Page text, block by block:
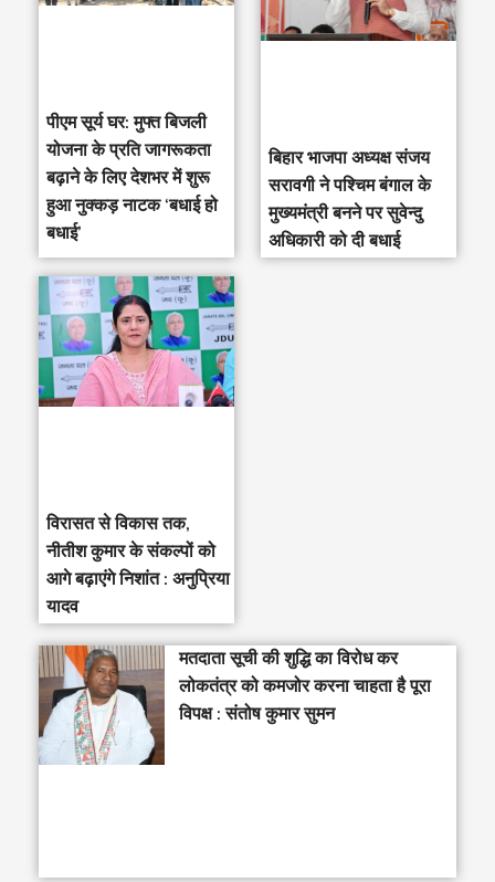
पीएम सूर्य घर: मुफ्त बिजली
योजना के प्रति जागरूकता
बढ़ाने के लिए देशभर में शुरू
हुआ नुक्कड़ नाटक ‘बधाई हो
बधाई’
‎बिहार भाजपा अध्यक्ष संजय
सरावगी ने पश्चिम बंगाल के
मुख्यमंत्री बनने पर सुवेन्दु
अधिकारी को दी बधाई
विरासत से विकास तक,
नीतीश कुमार के संकल्पों को
आगे बढ़ाएंगे निशांत : अनुप्रिया
यादव
मतदाता सूची की शुद्धि का विरोध कर
लोकतंत्र को कमजोर करना चाहता है पूरा
विपक्ष : संतोष कुमार सुमन